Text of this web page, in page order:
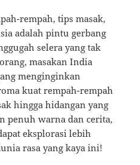
rempah, tips masak,
adalah pintu gerbang
selera yang tak
masakan India
menginginkan
kuat rempah-rempah
hingga hidangan yang
penuh warna dan cerita,
eksplorasi lebih
rasa yang kaya ini!